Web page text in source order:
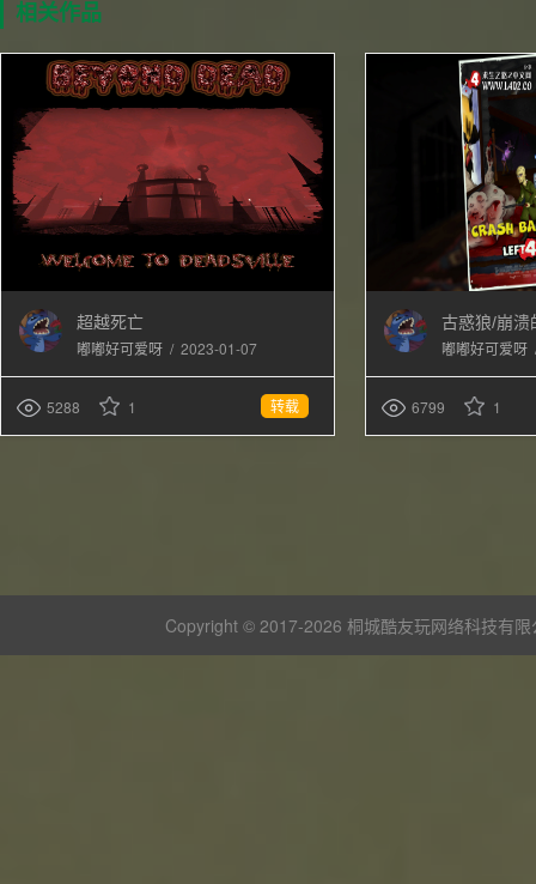
相关作品
超越死亡
嘟嘟好可爱呀 / 2023-01-07
5288 1 转载
古惑狼/崩溃
嘟嘟好可爱呀
6799 1
Copyright © 2017-2026 桐城酷友玩网络科技有